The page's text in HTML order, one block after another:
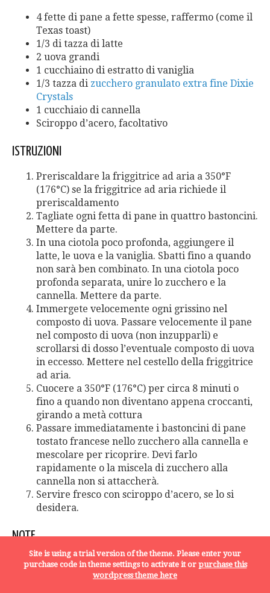
4 fette di pane a fette spesse, raffermo (come il
Texas toast)
1/3 di tazza di latte
2 uova grandi
1 cucchiaino di estratto di vaniglia
1/3 tazza di zucchero granulato extra fine Dixie
Crystals
1 cucchiaio di cannella
Sciroppo d’acero, facoltativo
ISTRUZIONI
Preriscaldare la friggitrice ad aria a 350°F
(176°C) se la friggitrice ad aria richiede il
preriscaldamento
Tagliate ogni fetta di pane in quattro bastoncini.
Mettere da parte.
In una ciotola poco profonda, aggiungere il
latte, le uova e la vaniglia. Sbatti fino a quando
non sarà ben combinato. In una ciotola poco
profonda separata, unire lo zucchero e la
cannella. Mettere da parte.
Immergete velocemente ogni grissino nel
composto di uova. Passare velocemente il pane
nel composto di uova (non inzupparli) e
scrollarsi di dosso l’eventuale composto di uova
in eccesso. Mettere nel cestello della friggitrice
ad aria.
Cuocere a 350°F (176°C) per circa 8 minuti o
fino a quando non diventano appena croccanti,
girando a metà cottura
Passare immediatamente i bastoncini di pane
tostato francese nello zucchero alla cannella e
mescolare per ricoprire. Devi farlo
rapidamente o la miscela di zucchero alla
cannella non si attaccherà.
Servire fresco con sciroppo d’acero, se lo si
desidera.
NOTE
Il pane di un giorno leggermente essiccato
funziona meglio per i toast francesi poiché
Site is using a trial version of the theme. Please enter your
purchase code in theme settings to activate it or purchase this
wordpress theme here